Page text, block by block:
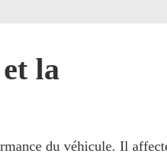
la
du véhicule. Il